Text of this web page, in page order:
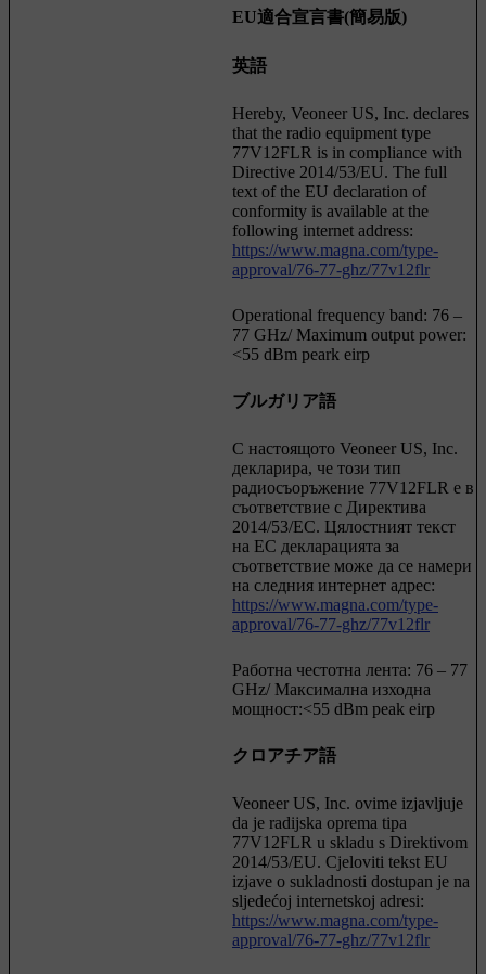
EU適合宣言書(簡易版)
英語
Hereby, Veoneer US, Inc. declares
that the radio equipment type
77V12FLR is in compliance with
Directive 2014/53/EU. The full
text of the EU declaration of
conformity is available at the
following internet address:
https://www.magna.com/type-
approval/76-77-ghz/77v12flr
Operational frequency band: 76 –
77 GHz/ Maximum output power:
<55 dBm peark eirp
ブルガリア語
С настоящото Veoneer US, Inc.
декларира, че този тип
радиосъоръжение 77V12FLR е в
съответствие с Директива
2014/53/ЕC. Цялостният текст
на ЕС декларацията за
съответствие може да се намери
на следния интернет адрес:
https://www.magna.com/type-
approval/76-77-ghz/77v12flr
Работна честотна лента: 76 – 77
GHz/ Максимална изходна
мощност:<55 dBm peak eirp
クロアチア語
Veoneer US, Inc. ovime izjavljuje
da je radijska oprema tipa
77V12FLR u skladu s Direktivom
2014/53/EU. Cjeloviti tekst EU
izjave o sukladnosti dostupan je na
sljedećoj internetskoj adresi:
https://www.magna.com/type-
approval/76-77-ghz/77v12flr